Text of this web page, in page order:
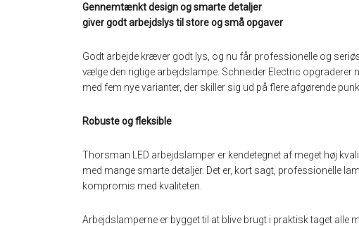
Gennemtænkt design og smarte detaljer
giver godt arbejdslys til store og små opgaver
Godt arbejde kræver godt lys, og nu får professionelle og
vælge den rigtige arbejdslampe. Schneider Electric
med fem nye varianter, der skiller sig ud på flere afgørende
Robuste og fleksible
Thorsman LED arbejdslamper er kendetegnet af meget høj
med mange smarte detaljer. Det er, kort sagt, professionelle
kompromis med kvaliteten.
Arbejdslamperne er bygget til at blive brugt i praktisk taget alle